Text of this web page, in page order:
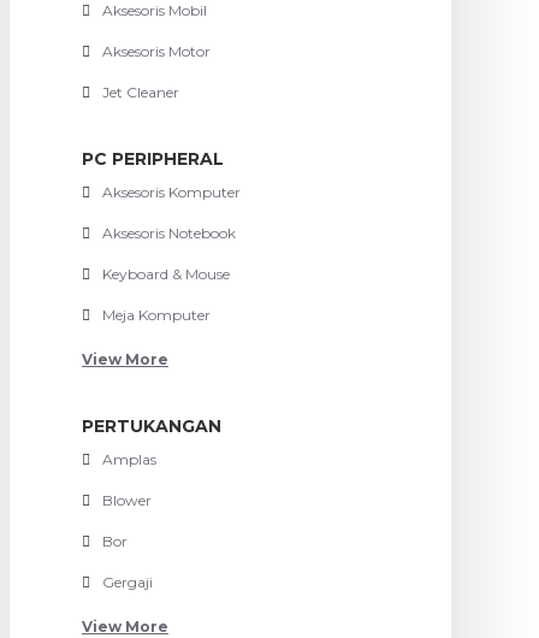
Aksesoris Mobil
Aksesoris Motor
Jet Cleaner
PC PERIPHERAL
Aksesoris Komputer
Aksesoris Notebook
Keyboard & Mouse
Meja Komputer
View More
PERTUKANGAN
Amplas
Blower
Bor
Gergaji
View More